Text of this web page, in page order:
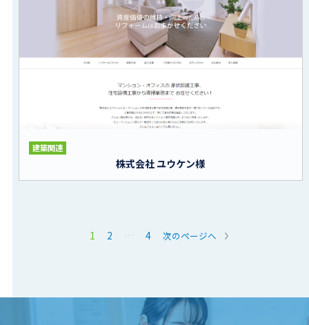
建築関連
株式会社 ユウケン様
1 2 … 4 次のページへ